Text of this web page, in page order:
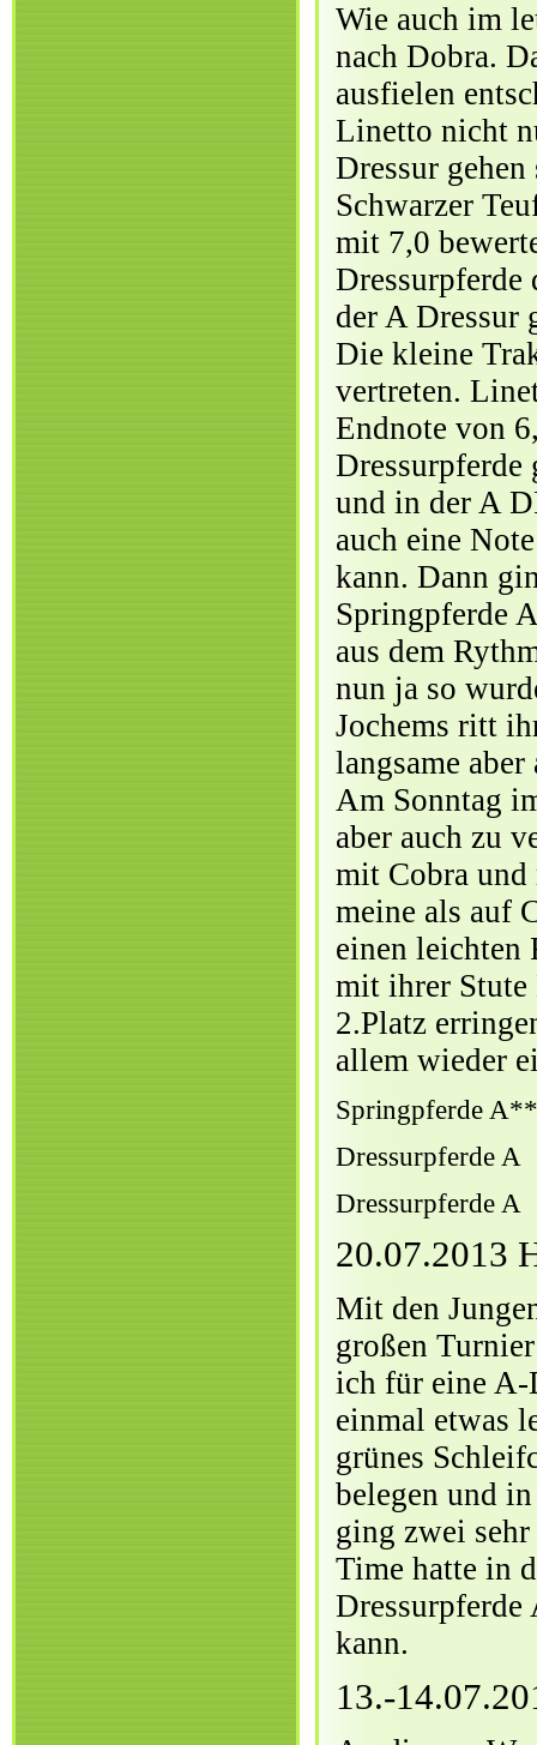
Wie auch im
nach Dobra.
ausfielen
Linetto nicht
Dressur
Schwarzer
mit 7,0
Dressurpferde
der A Dressur
Die kleine
vertreten.
Endnote von
Dressurpferde
und in der A
auch eine
kann. Dann
Springpferde
aus dem
nun ja so
Jochems ritt
langsame
Am Sonntag
aber auch zu
mit Cobra und
meine als auf
einen leichten
mit ihrer Stute
2.Platz
allem wieder
Springpferde A**
Dressurpferde A
Dressurpferde A
20.07.2013
Mit den
großen
ich für eine
einmal etwas
grünes
belegen und
ging zwei
Time hatte in
Dressurpferde
kann.
13.-